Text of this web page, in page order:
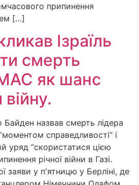
припинення
[…]
Ізраїль
смерть
як шанс
назвав смерть лідера
справедливості” і
уряд “скористатися цією
річної війни в Газі.
заяви у п'ятницю у Берліні, де